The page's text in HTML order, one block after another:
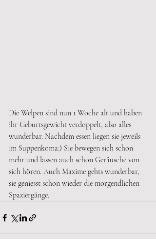
Die Welpen sind nun 1 Woche alt und haben
ihr Geburtsgewicht verdoppelt, also alles
wunderbar. Nachdem essen liegen sie jeweils
im Suppenkoma:) Sie bewegen sich schon
mehr und lassen auch schon Geräusche von
sich hören. Auch Maxime gehts wunderbar,
sie geniesst schon wieder die morgendlichen
Spaziergänge.